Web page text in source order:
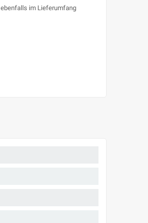
im Lieferumfang